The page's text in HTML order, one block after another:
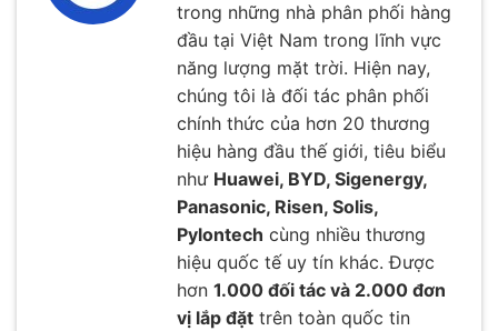
trong những nhà phân phối hàng
đầu tại Việt Nam trong lĩnh vực
năng lượng mặt trời. Hiện nay,
chúng tôi là đối tác phân phối
chính thức của hơn 20 thương
hiệu hàng đầu thế giới, tiêu biểu
như Huawei, BYD, Sigenergy,
Panasonic, Risen, Solis,
Pylontech cùng nhiều thương
hiệu quốc tế uy tín khác. Được
hơn 1.000 đối tác và 2.000 đơn
vị lắp đặt trên toàn quốc tin